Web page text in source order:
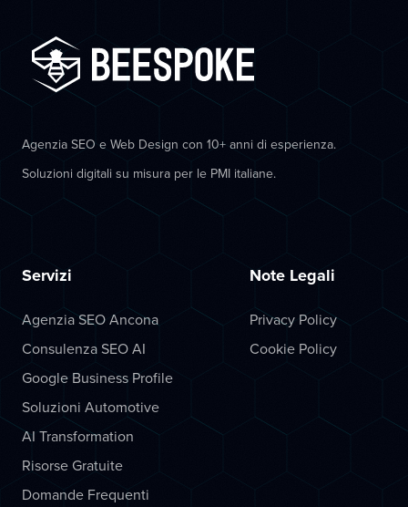
Agenzia SEO e Web Design con 10+ anni di esperienza.
Soluzioni digitali su misura per le PMI italiane.
Servizi
Agenzia SEO Ancona
Consulenza SEO AI
Google Business Profile
Soluzioni Automotive
AI Transformation
Risorse Gratuite
Domande Frequenti
Note Legali
Privacy Policy
Cookie Policy